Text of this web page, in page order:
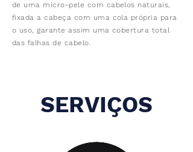
de uma micro-pele com cabelos naturais,
fixada a cabeça com uma cola própria para
o uso, garante assim uma cobertura total
das falhas de cabelo.
SERVIÇOS